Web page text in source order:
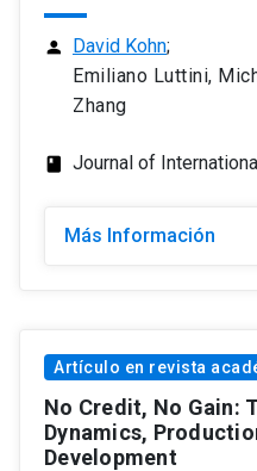
person David Kohn;
Emiliano Luttini,
Zhang
class Journal of
Más Información
Artículo en revista
No Credit, No Gain:
Dynamics,
Development